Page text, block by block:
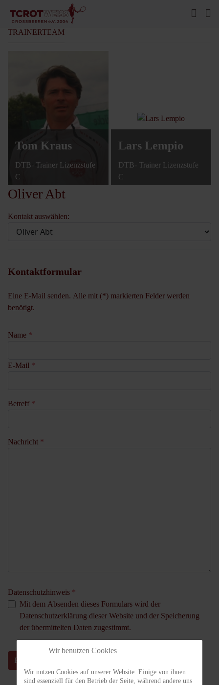
TRAINERTEAM
Tom Kraus
DTB- Trainer Lizenzstufe
C
Lars Lempio
DTB- Trainer Lizenzstufe
C
Oliver Abt
Kontakt auswählen:
Kontaktformular
Eine E-Mail senden. Alle mit (*) markierten Felder werden
benötigt.
Name *
E-Mail *
Betreff *
Nachricht *
Datenschutzhinweis *
Mit dem Absenden dieses Formulars wird der
Datenschutzerklärung dieser Website und der Speicherung
der übermittelten Daten zugestimmt.
E-Mail senden
Wir benutzen Cookies
Wir nutzen Cookies auf unserer Website. Einige von ihnen
sind essenziell für den Betrieb der Seite, während andere uns